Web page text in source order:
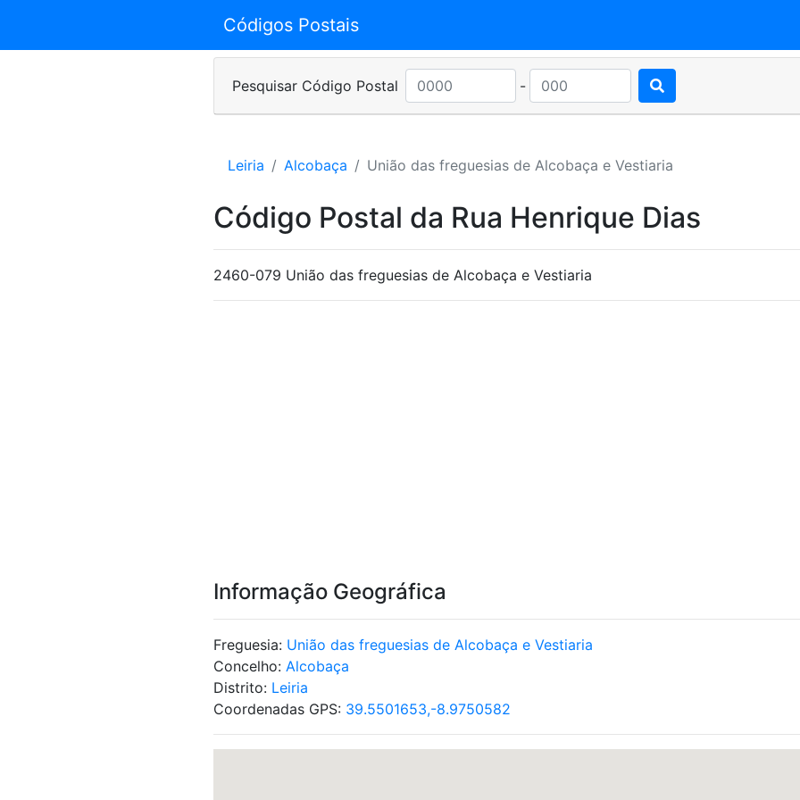
Códigos Postais
Pesquisar Código Postal -
Leiria Alcobaça União das freguesias de Alcobaça e Vestiaria
Código Postal da Rua Henrique Dias
2460-079 União das freguesias de Alcobaça e Vestiaria
Informação Geográfica
Freguesia: União das freguesias de Alcobaça e Vestiaria
Concelho: Alcobaça
Distrito: Leiria
Coordenadas GPS: 39.5501653,-8.9750582